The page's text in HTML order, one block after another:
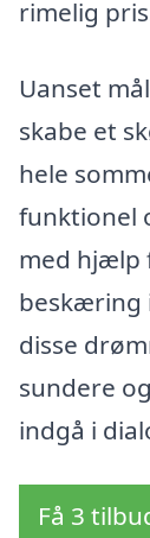
rimelig
Uanset
skabe et
hele
funktionel
med hjælp
beskæring
disse
sundere
indgå i
Få 3